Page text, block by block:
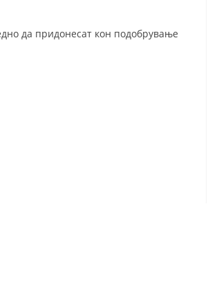
да придонесат кон подобрување